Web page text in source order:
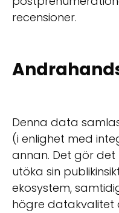
recensioner.
Denna data
(i enlighet med
annan. Det gör
utöka sin
ekosystem,
högre datakvalitet